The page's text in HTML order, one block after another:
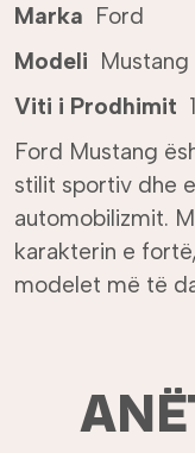
Marka Ford
Modeli Mustang
Viti i Prodhimit
Ford Mustang
stilit sportiv dhe
automobilizmit.
karakterin e
modelet më të